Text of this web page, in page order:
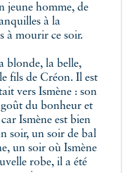
jeune homme, de
à la
à mourir ce soir.
blonde, la belle,
fils de Créon. Il est
vers Ismène : son
goût du bonheur et
Ismène est bien
soir, un soir de bal
un soir où Ismène
robe, il a été